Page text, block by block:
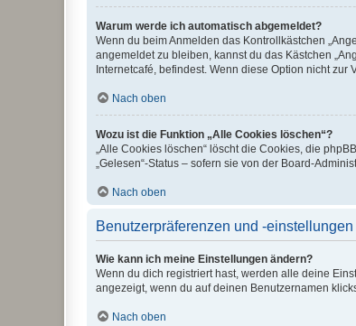
Warum werde ich automatisch abgemeldet?
Wenn du beim Anmelden das Kontrollkästchen
angemeldet zu bleiben, kannst du das Kästchen
Internetcafé, befindest. Wenn diese Option nicht
Nach oben
Wozu ist die Funktion „Alle Cookies löschen“?
„Alle Cookies löschen“ löscht die Cookies, die
„Gelesen“-Status – sofern sie von der Board-
Nach oben
Benutzerpräferenzen und -einstellungen
Wie kann ich meine Einstellungen ändern?
Wenn du dich registriert hast, werden alle deine
angezeigt, wenn du auf deinen Benutzernamen
Nach oben